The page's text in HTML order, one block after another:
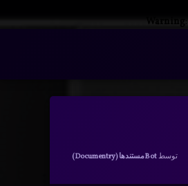
Warning
توسطBotدسته بندی ها:
مستندها (Documentry)